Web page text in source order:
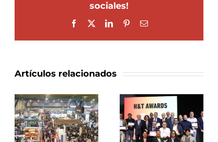
sociales!
Facebook LinkedInPinterestCorreo
Artículos relacionados